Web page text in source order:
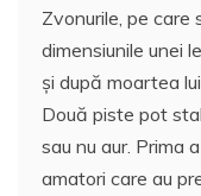
Zvonurile, pe care
dimensiunile unei
şi după moartea lui.
Două piste pot
sau nu aur. Prima
amatori care au